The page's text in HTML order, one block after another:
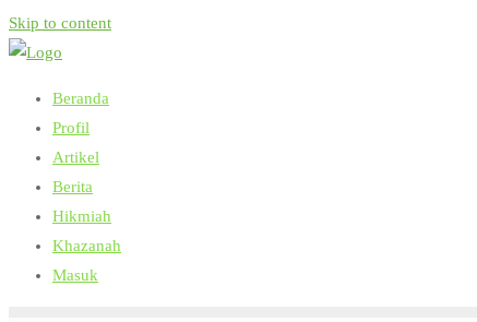
Skip to content
Beranda
Profil
Artikel
Berita
Hikmiah
Khazanah
Masuk